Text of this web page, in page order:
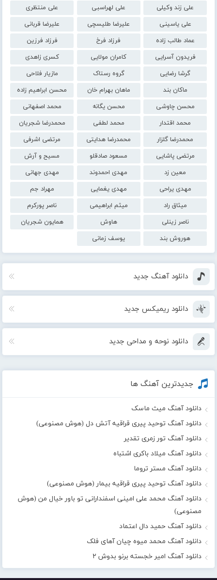
علی زند وکیلی
علی لهراسبی
علی منتظری
علی یاسینی
علیرضا طلیسچی
علیرضا قربانی
عماد طالب زاده
فرزاد فرخ
فرزاد فرزین
فریدون آسرایی
کامران مولایی
کسری زاهدی
گرشا رضایی
گروه رستاک
مازیار فلاحی
ماکان بند
ماهان بهرام خان
محسن ابراهیم زاده
محسن چاوشی
محسن یگانه
محمد اصفهانی
محمد اقتدار
محمد لطفی
محمدرضا شجریان
محمدرضا گلزار
محمدرضا هدایتی
مرتضی اشرفی
مرتضی پاشایی
مسعود صادقلو
مسیح و آرش
معین زد
مهدی احمدوند
مهدی جهانی
مهدی یراحی
مهدی یغمایی
مهراد جم
میثاق راد
میثم ابراهیمی
ناصر پورکرم
ناصر زینلی
هاوش
همایون شجریان
هوروش بند
یوسف زمانی
دانلود آهنگ جدید
دانلود ریمیکس جدید
دانلود نوحه و مداحی جدید
جدیدترین آهنگ ها
دانلود آهنگ میث ماسک
دانلود آهنگ توحید پیری قراقیه آتش دل (هوش مصنوعی)
دانلود آهنگ تور زمری تقدیر
دانلود آهنگ میلاد باکری اشتباه
دانلود آهنگ مستر تروما
دانلود آهنگ توحید پیری قراقیه بیمار (هوش مصنوعی)
دانلود آهنگ محمد علی امینی اسفندارانی تو باور خیال من (هوش
مصنوعی)
دانلود آهنگ حمید دال اعتماد
دانلود آهنگ محمد میوه چیان آهای فلک
دانلود آهنگ امیر خجسته برنو بدوش ۲